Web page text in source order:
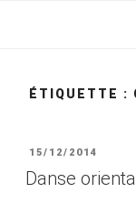
ÉTIQUETTE :
PUBLIÉ
LE
15/12/2014
Danse